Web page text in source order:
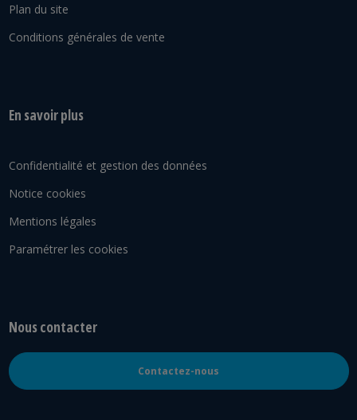
Plan du site
Conditions générales de vente
En savoir plus
Confidentialité et gestion des données
Notice cookies
Mentions légales
Paramétrer les cookies
Nous contacter
Contactez-nous